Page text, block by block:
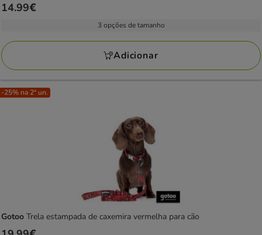
Preço
14.99€
3 opções de tamanho
Adicionar
-25% na 2ª un.
Gotoo Trela estampada de caxemira vermelha para cão